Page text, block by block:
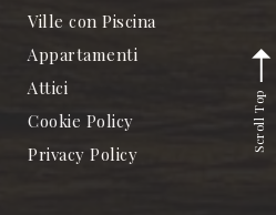
Ville con Piscina
Appartamenti
Attici
Cookie Policy
Privacy Policy
Scroll Top